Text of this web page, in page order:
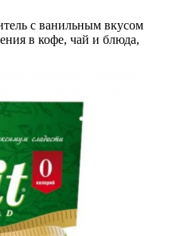
с ванильным вкусом
в кофе, чай и блюда,